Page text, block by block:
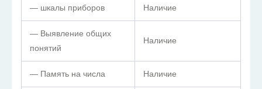
— шкалы приборов Наличие
— Выявление общих
понятий
Наличие
— Память на числа Наличие